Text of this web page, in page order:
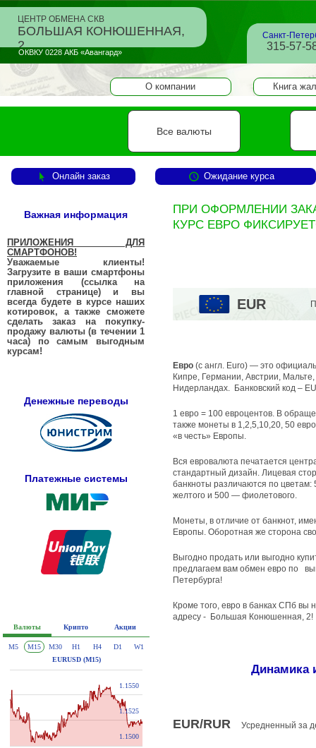
ЦЕНТР ОБМЕНА СКВ
БОЛЬШАЯ КОНЮШЕННАЯ,
2
ОКВКУ 0228 АКБ «Авангард»
Санкт-
315-57-
О компании Книга
Все валюты
Онлайн заказ Ожидание курса
Важная информация
ПРИЛОЖЕНИЯ ДЛЯ
СМАРТФОНОВ!
Уважаемые клиенты!
Загрузите в ваши смартфоны
приложения (ссылка на
главной странице) и вы
всегда будете в курсе наших
котировок, а также сможете
сделать заказ на покупку-
продажу валюты (в течении 1
часа) по самым выгодным
курсам!
Денежные переводы
Платежные системы
ПРИ ОФОРМЛЕНИИ
КУРС ЕВРО
EUR
Евро (с англ. Euro) — это
Кипре, Германии, Австрии,
Нидерландах. Банковский код –
1 евро = 100 евроцентов. В
также монеты в 1,2,5,10,20, 50
«в честь» Европы.
Вся евровалюта печатается
стандартный дизайн. Лицевая
банкноты различаются по
желтого и 500 — фиолетового.
Монеты, в отличие от банкнот,
Европы. Оборотная же сторона
Выгодно продать или выгодно
предлагаем вам обмен евро по
Петербурга!
Кроме того, евро в банках СПб вы
адресу - Большая Конюшенная, 2!
Динамика
EUR/RUR Усредненный за